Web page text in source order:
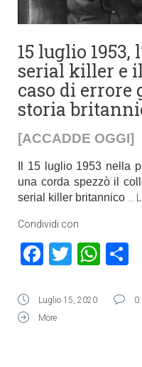
15 luglio
serial killer e
caso di
storia
[ACCADDE OGGI]
Il 15 luglio 1953 nella
una corda spezzò il
serial killer britannico
Condividi con
Facebook
Twitter
Luglio 15, 2020 0
More